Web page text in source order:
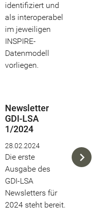
identifiziert und
als interoperabel
im jeweiligen
INSPIRE-
Datenmodell
vorliegen.
Newsletter
GDI-LSA
1/2024
28.02.2024
Die erste
Ausgabe des
GDI-LSA
Newsletters für
2024 steht bereit.